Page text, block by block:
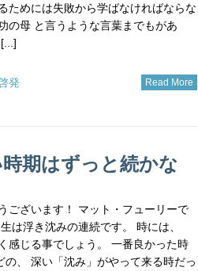
ためには失敗から学ばなければならな
の母 と言うような言葉までもがあ
発 Read More
期はずっと続かな
ございます！ マット・フューリーで
は浮き沈みの連続です。 時には、
感じる事でしょう。 一番良かった時
の、 深い「沈み」がやって来る時だっ